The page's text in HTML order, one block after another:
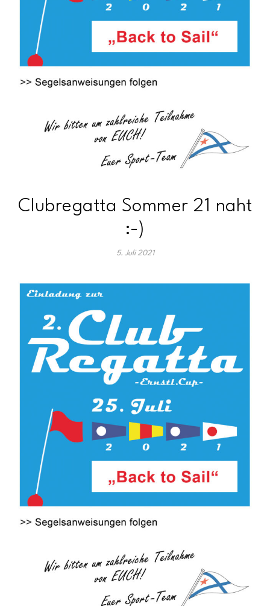
Clubregatta Sommer 21 naht
:-)
5. Juli 2021